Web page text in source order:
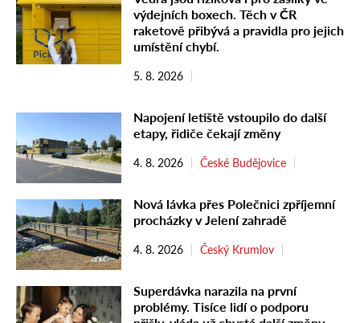
výdejních boxech. Těch v ČR
raketově přibývá a pravidla pro jejich
umístění chybí.
5. 8. 2026
Napojení letiště vstoupilo do další
etapy, řidiče čekají změny
4. 8. 2026 České Budějovice
Nová lávka přes Polečnici zpříjemní
procházky v Jelení zahradě
4. 8. 2026 Český Krumlov
Superdávka narazila na první
problémy. Tisíce lidí o podporu